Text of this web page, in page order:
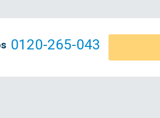
0120-265-043